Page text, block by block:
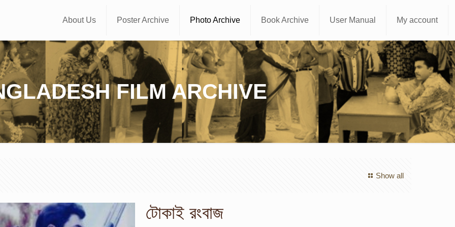
About Us Poster Archive Photo Archive Book Archive User Manual My account
FILM ARCHIVE
Show all
টোকাই রংবাজ